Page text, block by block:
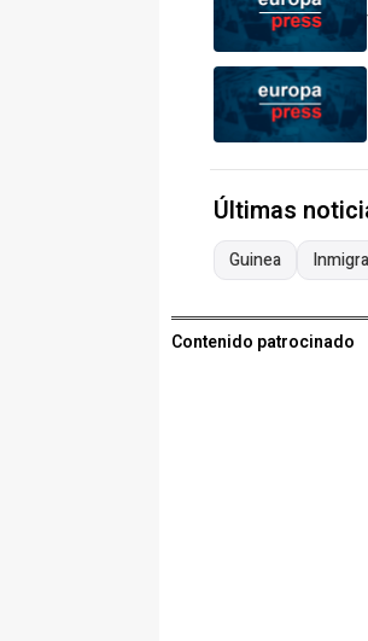
Últimas
Guinea
Contenido patrocinado